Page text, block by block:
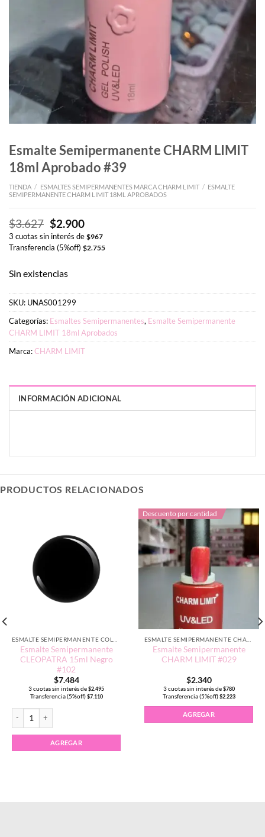
Esmalte Semipermanente CHARM LIMIT
18ml Aprobado #39
TIENDA / ESMALTES SEMIPERMANENTES MARCA CHARM LIMIT / ESMALTE
SEMIPERMANENTE CHARM LIMIT 18ML APROBADOS
$3.627 El
precio
original
era:
$3.627.
$2.900El
precio
actual
es:
3 cuotas sin interés de $967
Transferencia (5%off) $2.755
Sin existencias
SKU: UNAS001299
Categorías: Esmaltes Semipermanentes, Esmalte Semipermanente
CHARM LIMIT 18ml Aprobados
Marca:CHARM LIMIT
INFORMACIÓN ADICIONAL
PRODUCTOS RELACIONADOS
Esmalte Semipermanente
CLEOPATRA 15ml Negro
#102
$7.484
3 cuotas sin interés de $2.495
Transferencia (5%off) $7.110
Esmalte Semipermanente CLEOPATRA 15ml Negro #102 cantidad
AGREGAR
Descuento por cantidad
Esmalte Semipermanente
CHARM LIMIT #029
$2.340
3 cuotas sin interés de $780
Transferencia (5%off) $2.223
AGREGAR